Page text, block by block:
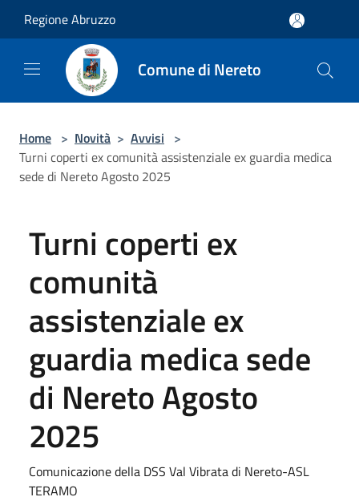
Regione Abruzzo
Comune di Nereto
Home > Novità > Avvisi >
Turni coperti ex comunità assistenziale ex guardia medica
sede di Nereto Agosto 2025
Turni coperti ex
comunità
assistenziale ex
guardia medica sede
di Nereto Agosto
2025
Comunicazione della DSS Val Vibrata di Nereto-ASL
TERAMO